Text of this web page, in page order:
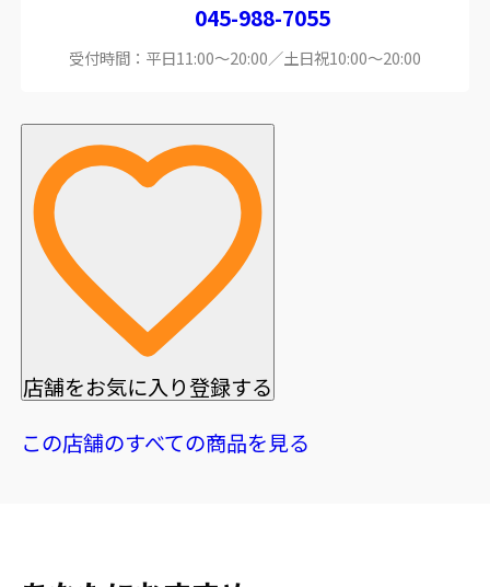
045-988-7055
受付時間：平日11:00～20:00／土日祝10:00～20:00
店舗をお気に入り登録する
この店舗のすべての商品を見る